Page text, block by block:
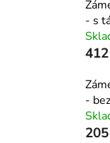
- s
-